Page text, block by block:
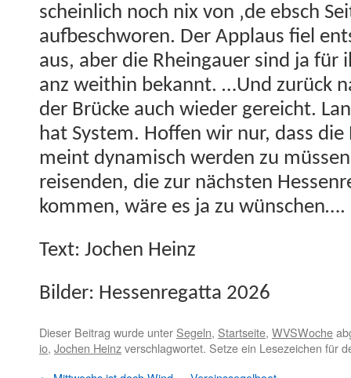
schein­lich noch nix von ‚de ebsch
auf­beschworen. Der Applaus fiel
aus, aber die Rhein­gauer sind ja für
anz wei­thin bekan­nt. …Und zurück
der Brücke auch wieder gere­icht.
hat Sys­tem. Hof­fen wir nur, dass
meint dynamisch wer­den zu
reisenden, die zur näch­sten
kom­men, wäre es ja zu wünschen….
Text: Jochen Heinz
Bilder: Hes­sen­re­gat­ta 2026
Dieser Beitrag wurde unter Segeln, Startseite, WVSWoche
io, Jochen Heinzverschlagwortet. Setze ein Lesezeichen für